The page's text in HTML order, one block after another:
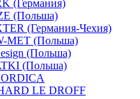
(Германия)
(Польша)
(Германия-Чехия)
MET (Польша)
(Польша)
(Польша)
LE DROFF